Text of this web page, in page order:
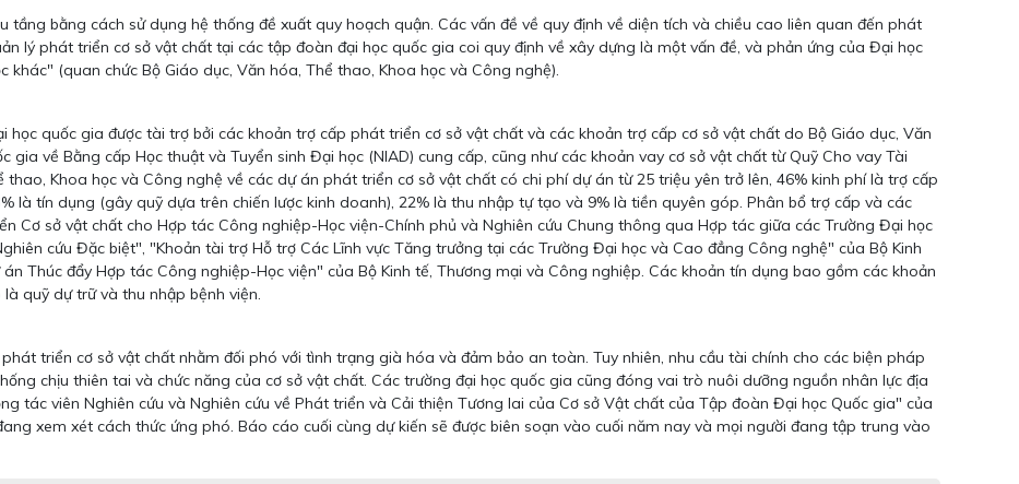
bằng cách sử dụng hệ thống đề xuất quy hoạch quận. Các vấn đề về quy định về diện tích và chiều cao liên quan đến phát
lý phát triển cơ sở vật chất tại các tập đoàn đại học quốc gia coi quy định về xây dựng là một vấn đề, và phản ứng của Đại học
khác" (quan chức Bộ Giáo dục, Văn hóa, Thể thao, Khoa học và Công nghệ).
quốc gia được tài trợ bởi các khoản trợ cấp phát triển cơ sở vật chất và các khoản trợ cấp cơ sở vật chất do Bộ Giáo dục, Văn
gia về Bằng cấp Học thuật và Tuyển sinh Đại học (NIAD) cung cấp, cũng như các khoản vay cơ sở vật chất từ Quỹ Cho vay Tài
Khoa học và Công nghệ về các dự án phát triển cơ sở vật chất có chi phí dự án từ 25 triệu yên trở lên, 46% kinh phí là trợ cấp
là tín dụng (gây quỹ dựa trên chiến lược kinh doanh), 22% là thu nhập tự tạo và 9% là tiền quyên góp. Phân bổ trợ cấp và các
Cơ sở vật chất cho Hợp tác Công nghiệp-Học viện-Chính phủ và Nghiên cứu Chung thông qua Hợp tác giữa các Trường Đại học
cứu Đặc biệt", "Khoản tài trợ Hỗ trợ Các Lĩnh vực Tăng trưởng tại các Trường Đại học và Cao đẳng Công nghệ" của Bộ Kinh
Thúc đẩy Hợp tác Công nghiệp-Học viện" của Bộ Kinh tế, Thương mại và Công nghiệp. Các khoản tín dụng bao gồm các khoản
quỹ dự trữ và thu nhập bệnh viện.
triển cơ sở vật chất nhằm đối phó với tình trạng già hóa và đảm bảo an toàn. Tuy nhiên, nhu cầu tài chính cho các biện pháp
chịu thiên tai và chức năng của cơ sở vật chất. Các trường đại học quốc gia cũng đóng vai trò nuôi dưỡng nguồn nhân lực địa
tác viên Nghiên cứu và Nghiên cứu về Phát triển và Cải thiện Tương lai của Cơ sở Vật chất của Tập đoàn Đại học Quốc gia" của
xem xét cách thức ứng phó. Báo cáo cuối cùng dự kiến sẽ được biên soạn vào cuối năm nay và mọi người đang tập trung vào